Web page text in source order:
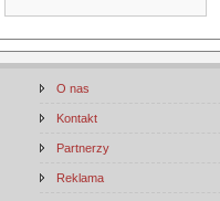
O nas
Kontakt
Partnerzy
Reklama